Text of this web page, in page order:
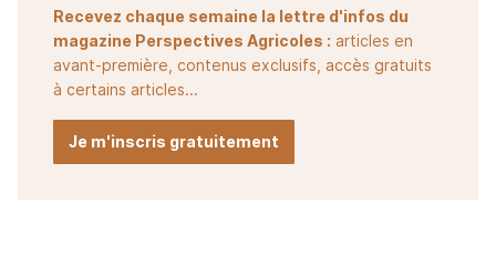
Recevez chaque semaine la lettre d'infos du
magazine Perspectives Agricoles : articles en
avant-première, contenus exclusifs, accès gratuits
à certains articles...
Je m'inscris gratuitement